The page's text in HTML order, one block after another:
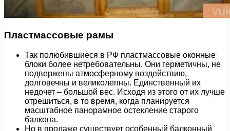
Пластмассовые рамы
Так полюбившиеся в РФ пластмассовые оконные
блоки более нетребовательны. Они герметичны, не
подвержены атмосферному воздействию,
долговечны и великолепны. Единственный их
недочет – большой вес. Исходя из этого от их лучше
отрешиться, в то время, когда планируется
масштабное панорамное остекление старого
балкона.
Но в продаже существует особенный балконный